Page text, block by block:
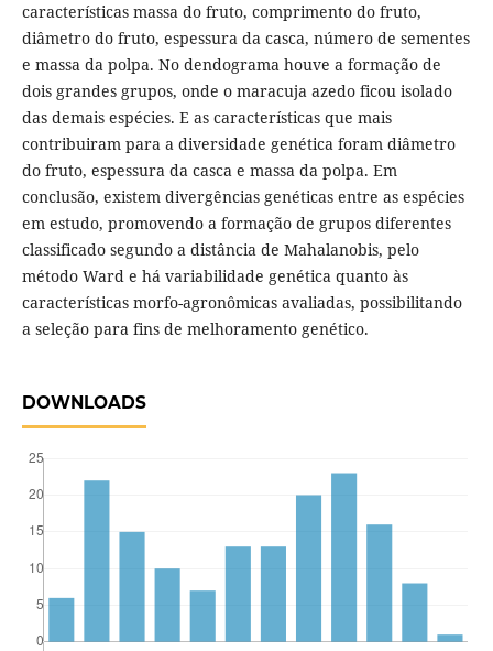
características massa do fruto, comprimento do fruto,
diâmetro do fruto, espessura da casca, número de sementes
e massa da polpa. No dendograma houve a formação de
dois grandes grupos, onde o maracuja azedo ficou isolado
das demais espécies. E as características que mais
contribuiram para a diversidade genética foram diâmetro
do fruto, espessura da casca e massa da polpa. Em
conclusão, existem divergências genéticas entre as espécies
em estudo, promovendo a formação de grupos diferentes
classificado segundo a distância de Mahalanobis, pelo
método Ward e há variabilidade genética quanto às
características morfo-agronômicas avaliadas, possibilitando
a seleção para fins de melhoramento genético.
DOWNLOADS